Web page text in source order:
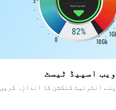
ویب اسپیڈ ٹیسٹ
انٹرنیٹ کنکشن کا اندازہ کریں